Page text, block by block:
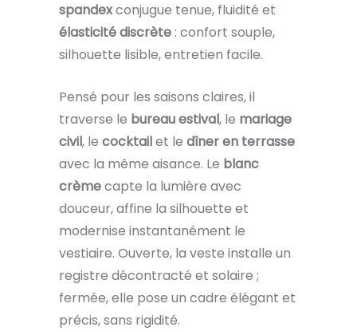
spandexconjugue tenue, fluidité et
élasticité discrète : confort souple,
silhouette lisible, entretien facile.
Pensé pour les saisons claires, il
traverse le bureau estival, le mariage
civil, le cocktailet le dîner en terrasse
avec la même aisance. Le blanc
crèmecapte la lumière avec
douceur, affine la silhouette et
modernise instantanément le
vestiaire. Ouverte, la veste installe un
registre décontracté et solaire ;
fermée, elle pose un cadre élégant et
précis, sans rigidité.